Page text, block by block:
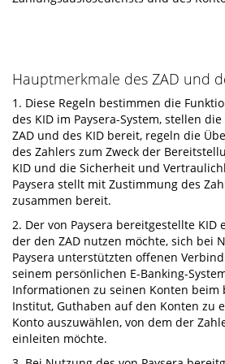
Hauptmerkmale des ZAD und
1. Diese Regeln bestimmen die
des KID im Paysera-System, stellen
ZAD und des KID bereit, regeln die
des Zahlers zum Zweck der
KID und die Sicherheit und
Paysera stellt mit Zustimmung des
zusammen bereit.
2. Der von Paysera bereitgestellte KID
der den ZAD nutzen möchte, sich bei
Paysera unterstützten offenen
seinem persönlichen E-Banking-
Informationen zu seinen Konten beim
Institut, Guthaben auf den Konten zu
Konto auszuwählen, von dem der
einleiten möchte.